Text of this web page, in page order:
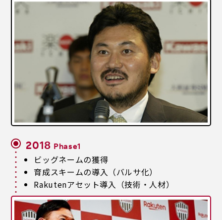
2018 Phase1
ビッグネームの獲得
育成スキームの導入（バルサ化）
Rakutenアセット導入（技術・人材）